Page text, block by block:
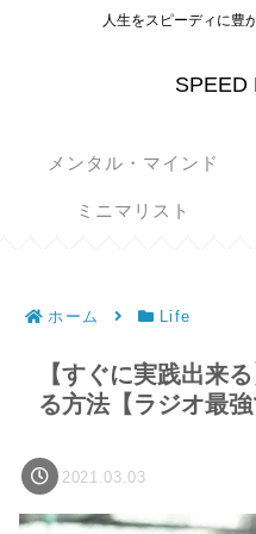
人生をスピーディに豊
SPEED
メンタル・マインド
ミニマリスト
ホーム Life
【すぐに実践出来
る方法【ラジオ最強
2021.03.03